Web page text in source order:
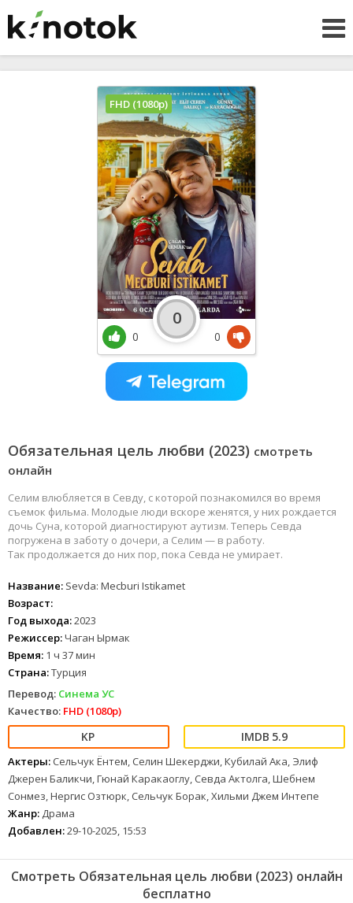
Обязательная цель любви (2023) смотреть
онлайн
Селим влюбляется в Севду, с которой познакомился во время
съемок фильма. Молодые люди вскоре женятся, у них рождается
дочь Суна, которой диагностируют аутизм. Теперь Севда
погружена в заботу о дочери, а Селим — в работу.
Так продолжается до них пор, пока Севда не умирает.
Название: Sevda: Mecburi Istikamet
Возраст:
Год выхода:2023
Режиссер:Чаган Ырмак
Время: 1 ч 37 мин
Страна:Турция
Перевод: Синема УС
Качество: FHD (1080p)
5.9
Актеры: Сельчук Ёнтем, Селин Шекерджи, Кубилай Ака, Элиф
Джерен Баликчи, Гюнай Каракаоглу, Севда Актолга, Шебнем
Сонмез, Нергис Озтюрк, Сельчук Борак, Хильми Джем Интепе
Жанр: Драма
Добавлен:29-10-2025, 15:53
FHD (1080p)
0
0
0
Смотреть Обязательная цель любви (2023) онлайн
бесплатно